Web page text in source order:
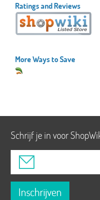
Ratings and Reviews
More Ways to Save
Schrijf je in voor
Inschrijven